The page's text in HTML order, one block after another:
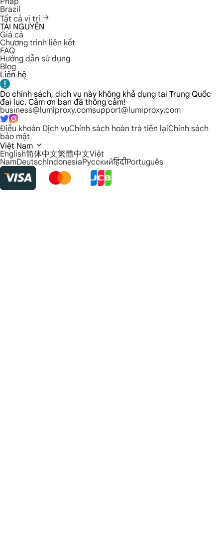
Brazil
Tất cả vị trí
TÀI NGUYÊN
Giá cả
Chương trình liên kết
FAQ
Hướng dẫn sử dụng
Blog
Liên hệ
Do chính sách, dịch vụ này không khả dụng tại Trung Quốc
đại lục. Cảm ơn bạn đã thông cảm!
business@lumiproxy.comsupport@lumiproxy.com
Điều khoản Dịch vụChính sách hoàn trả tiền lạiChính sách
bảo mật
Việt Nam
English简体中文繁體中文Việt
NamDeutschIndonesiaРусскийहिंदीPortuguês